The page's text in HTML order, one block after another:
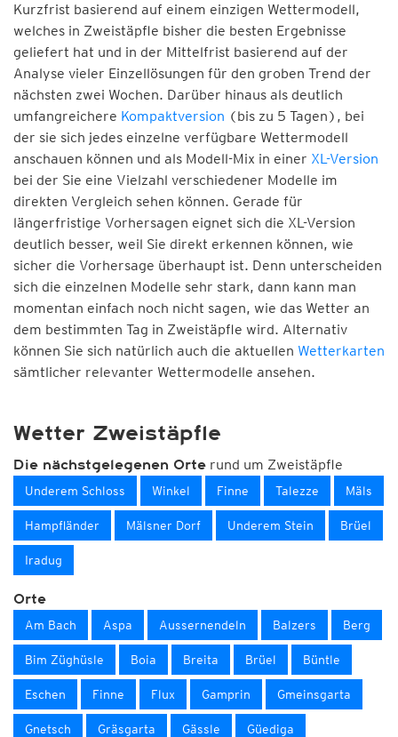
Kurzfrist basierend auf einem einzigen Wettermodell,
welches in Zweistäpfle bisher die besten Ergebnisse
geliefert hat und in der Mittelfrist basierend auf der
Analyse vieler Einzellösungen für den groben Trend der
nächsten zwei Wochen. Darüber hinaus als deutlich
umfangreichere Kompaktversion (bis zu 5 Tagen), bei
der sie sich jedes einzelne verfügbare Wettermodell
anschauen können und als Modell-Mix in einer XL-Version
bei der Sie eine Vielzahl verschiedener Modelle im
direkten Vergleich sehen können. Gerade für
längerfristige Vorhersagen eignet sich die XL-Version
deutlich besser, weil Sie direkt erkennen können, wie
sicher die Vorhersage überhaupt ist. Denn unterscheiden
sich die einzelnen Modelle sehr stark, dann kann man
momentan einfach noch nicht sagen, wie das Wetter an
dem bestimmten Tag in Zweistäpfle wird. Alternativ
können Sie sich natürlich auch die aktuellen Wetterkarten
sämtlicher relevanter Wettermodelle ansehen.
Wetter Zweistäpfle
Die nächstgelegenen Orte rund um Zweistäpfle
Underem Schloss Winkel Finne Talezze Mäls
Hampfländer Mälsner Dorf Underem Stein Brüel
Iradug
Orte
Am Bach Aspa Aussernendeln Balzers Berg
Bim Züghüsle Boia Breita Brüel Büntle
Eschen Finne Flux Gamprin Gmeinsgarta
Gnetsch Gräsgarta Gässle Güediga